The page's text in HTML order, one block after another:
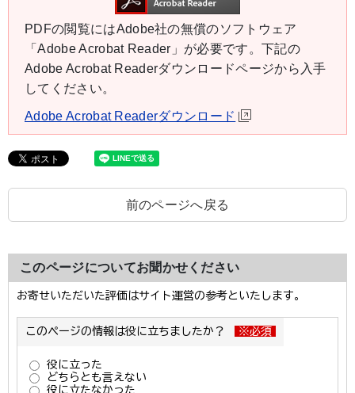
PDFの閲覧にはAdobe社の無償のソフトウェア
「Adobe Acrobat Reader」が必要です。下記の
Adobe Acrobat Readerダウンロードページから入手
してください。
Adobe Acrobat Readerダウンロード
前のページへ戻る
このページについてお聞かせください